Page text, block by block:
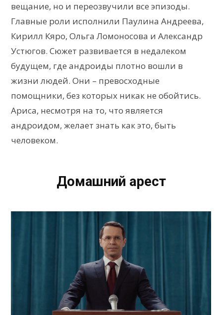
вещание, но и переозвучили все эпизоды.
Главные роли исполнили Паулина Андреева,
Кирилл Кяро, Ольга Ломоносова и Александр
Устюгов. Сюжет развивается в недалеком
будущем, где андроиды плотно вошли в
жизни людей. Они – превосходные
помощники, без которых никак не обойтись.
Ариса, несмотря на то, что является
андроидом, желает знать как это, быть
человеком.
Домашний арест